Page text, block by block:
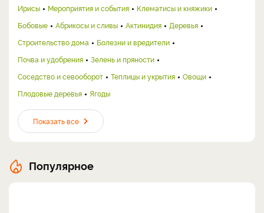
Ирисы
Мероприятия и события
Клематисы и княжики
Бобовые
Абрикосы и сливы Актинидия
Деревья
Строительство дома
Болезни и вредители
Почва и удобрения
Зелень и пряности
Соседство и севооборот
Теплицы и укрытия
Овощи
Плодовые деревья
Ягоды
Показать все
Популярное